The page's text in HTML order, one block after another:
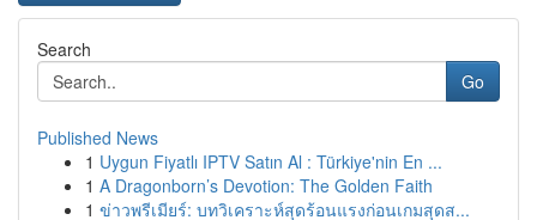
Search
Go
Published News
1 Uygun Fiyatlı IPTV Satın Al : Türkiye'nin En ...
1 A Dragonborn’s Devotion: The Golden Faith
1 ข่าวพรีเมียร์: บทวิเคราะห์สุดร้อนแรงก่อนเกมสุดส...